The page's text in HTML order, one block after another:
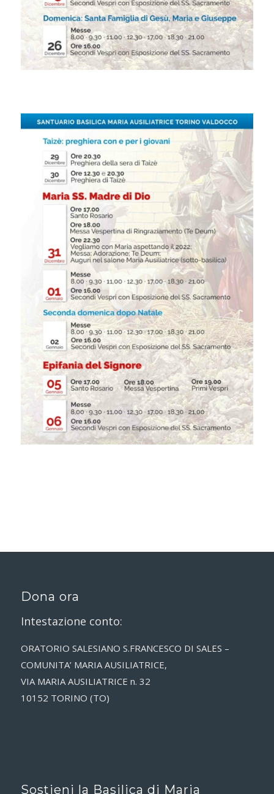
Dona ora
Intestazione conto:
ORATORIO SALESIANO S.FRANCESCO DI SALES –
COMUNITA’ MARIA AUSILIATRICE,
VIA MARIA AUSILIATRICE n. 32
10152 TORINO (TO)
Sostieni la Basilica di Maria